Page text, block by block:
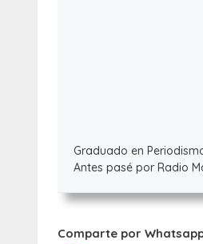
Graduado en
Antes pasé por Radio
Comparte por